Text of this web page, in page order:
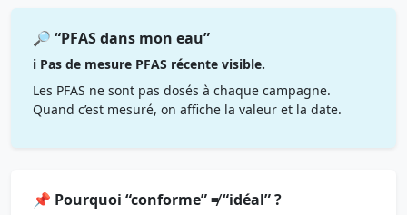
🔎 “PFAS dans mon eau”
ℹ️ Pas de mesure PFAS récente visible.
Les PFAS ne sont pas dosés à chaque campagne.
Quand c’est mesuré, on affiche la valeur et la date.
📌 Pourquoi “conforme” ≠ “idéal” ?